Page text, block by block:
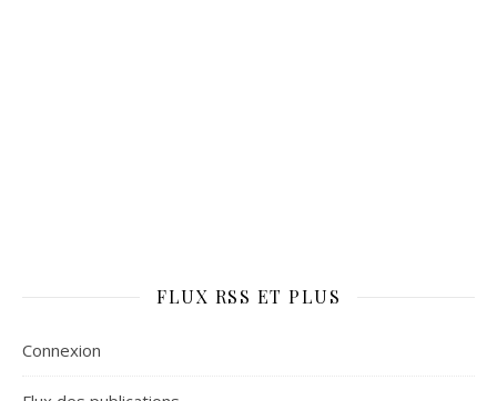
FLUX RSS ET PLUS
Connexion